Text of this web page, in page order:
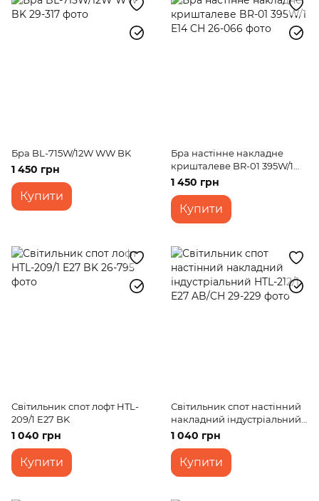
Бра BL-715W/12W WW BK
1 450 грн
Купити
Бра настінне накладне
кришталеве BR-01 395W/1
E14 CH
1 450 грн
Купити
Світильник спот лофт HTL-
209/1 E27 BK
1 040 грн
Купити
Світильник спот настінний
накладний індустріальний
HTL-212/1 E27 AB/CH
1 040 грн
Купити